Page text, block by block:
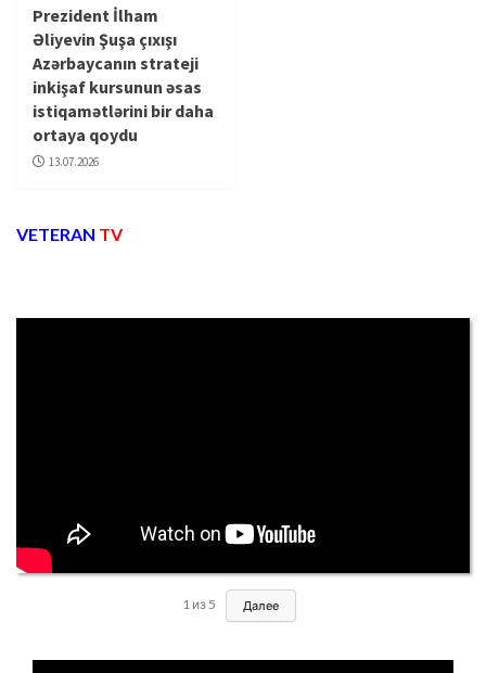
Prezident İlham
Əliyevin Şuşa çıxışı
Azərbaycanın strateji
inkişaf kursunun əsas
istiqamətlərini bir daha
ortaya qoydu
13.07.2026
VETERAN TV
1 из5 Далее